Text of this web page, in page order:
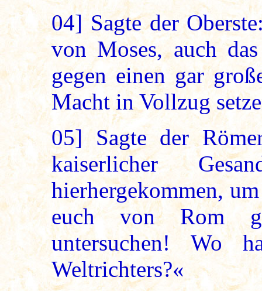
04]Sagte der
von Moses, auch
gegen einen gar
Macht in Vollzug
05] Sagte der
kaiserlicher
hierhergekommen,
euch von Rom
untersuchen! Wo
Weltrichters?«